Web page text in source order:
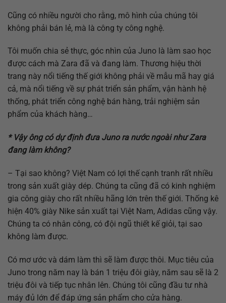
Cũng có nhiều người cho rằng, mô hình của chúng tôi
không phải bán lẻ, mà là công ty công nghệ.
Tôi muốn chia sẻ thực, góc nhìn của Juno là làm sao học
được cách mà Zara đã và đang làm. Thương hiệu thời
trang này nổi tiếng thế giới không phải về mẫu mã hay giá
cả, mà nổi tiếng về sự phát triển sản phẩm, vận hành hệ
thống, phát triển công nghệ bán hàng, trải nghiệm sản
phẩm của khách hàng…
* Vậy ông có dự định đưa Juno ra nước ngoài như Zara
đang làm không?
– Tại sao không? Việt Nam có lợi thế cạnh tranh rất nhiều
trong sản xuất giày dép. Chúng ta cũng đã có kinh nghiệm
gia công giày cho rất nhiều hãng lớn trên thế giới. Thống kê
hiện 40% giày Nike sản xuất tại Việt Nam, Adidas cũng vậy.
Chúng ta có nhân công, có đội ngũ thiết kế giỏi, tại sao
không làm được.
Có mơ ước và dám làm thì sẽ làm được thôi. Mục tiêu của
Juno trong năm nay là bán 1 triệu đôi giày, năm sau sẽ là 2
triệu đôi và tiếp tục nhân lên. Chúng tôi cũng đầu tư nhà
máy đủ lớn để đáp ứng sản phẩm cho cửa hàng.